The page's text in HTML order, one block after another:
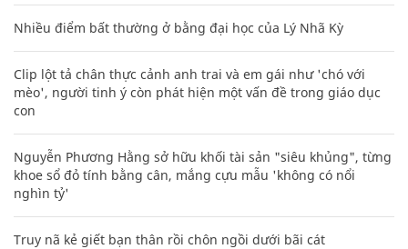
Nhiều điểm bất thường ở bằng đại học của Lý Nhã Kỳ
Clip lột tả chân thực cảnh anh trai và em gái như 'chó với
mèo', người tinh ý còn phát hiện một vấn đề trong giáo dục
con
Nguyễn Phương Hằng sở hữu khối tài sản "siêu khủng", từng
khoe sổ đỏ tính bằng cân, mắng cựu mẫu 'không có nổi
nghìn tỷ'
Truy nã kẻ giết bạn thân rồi chôn ngồi dưới bãi cát